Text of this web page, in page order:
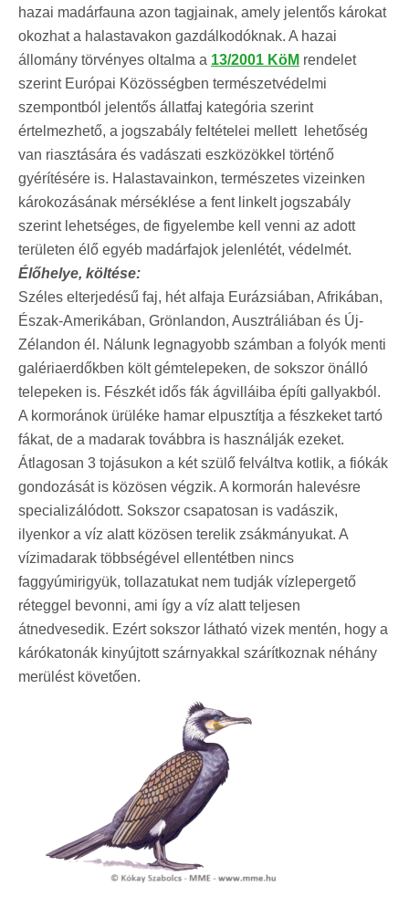
hazai madárfauna azon tagjainak, amely jelentős károkat
okozhat a halastavakon gazdálkodóknak. A hazai
állomány törvényes oltalma a 13/2001 KöM rendelet
szerint Európai Közösségben természetvédelmi
szempontból jelentős állatfaj kategória szerint
értelmezhető, a jogszabály feltételei mellett lehetőség
van riasztására és vadászati eszközökkel történő
gyérítésére is. Halastavainkon, természetes vizeinken
károkozásának mérséklése a fent linkelt jogszabály
szerint lehetséges, de figyelembe kell venni az adott
területen élő egyéb madárfajok jelenlétét, védelmét.
Élőhelye, költése:
Széles elterjedésű faj, hét alfaja Eurázsiában, Afrikában,
Észak-Amerikában, Grönlandon, Ausztráliában és Új-
Zélandon él. Nálunk legnagyobb számban a folyók menti
galériaerdőkben költ gémtelepeken, de sokszor önálló
telepeken is. Fészkét idős fák ágvilláiba építi gallyakból.
A kormoránok ürüléke hamar elpusztítja a fészkeket tartó
fákat, de a madarak továbbra is használják ezeket.
Átlagosan 3 tojásukon a két szülő felváltva kotlik, a fiókák
gondozását is közösen végzik. A kormorán halevésre
specializálódott. Sokszor csapatosan is vadászik,
ilyenkor a víz alatt közösen terelik zsákmányukat. A
vízimadarak többségével ellentétben nincs
faggyúmirigyük, tollazatukat nem tudják vízlepergető
réteggel bevonni, ami így a víz alatt teljesen
átnedvesedik. Ezért sokszor látható vizek mentén, hogy a
kárókatonák kinyújtott szárnyakkal szárítkoznak néhány
merülést követően.